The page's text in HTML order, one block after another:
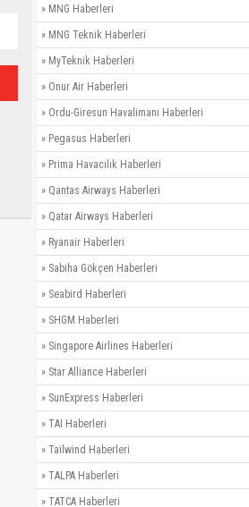
» MNG Haberleri
» MNG Teknik Haberleri
» MyTeknik Haberleri
» Onur Air Haberleri
» Ordu-Giresun Havalimanı Haberleri
» Pegasus Haberleri
» Prima Havacılık Haberleri
» Qantas Airways Haberleri
» Qatar Airways Haberleri
» Ryanair Haberleri
» Sabiha Gökçen Haberleri
» Seabird Haberleri
» SHGM Haberleri
» Singapore Airlines Haberleri
» Star Alliance Haberleri
» SunExpress Haberleri
» TAI Haberleri
» Tailwind Haberleri
» TALPA Haberleri
» TATCA Haberleri